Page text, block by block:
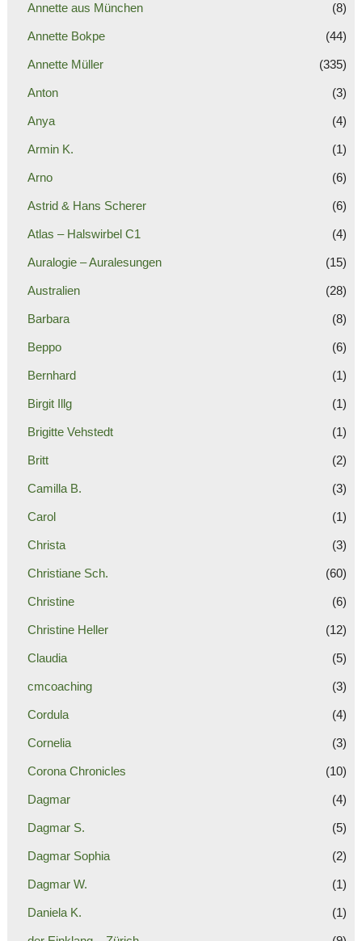
Annette aus München (8)
Annette Bokpe (44)
Annette Müller (335)
Anton (3)
Anya (4)
Armin K. (1)
Arno (6)
Astrid & Hans Scherer (6)
Atlas – Halswirbel C1 (4)
Auralogie – Auralesungen (15)
Australien (28)
Barbara (8)
Beppo (6)
Bernhard (1)
Birgit Illg (1)
Brigitte Vehstedt (1)
Britt (2)
Camilla B. (3)
Carol (1)
Christa (3)
Christiane Sch. (60)
Christine (6)
Christine Heller (12)
Claudia (5)
cmcoaching (3)
Cordula (4)
Cornelia (3)
Corona Chronicles (10)
Dagmar (4)
Dagmar S. (5)
Dagmar Sophia (2)
Dagmar W. (1)
Daniela K. (1)